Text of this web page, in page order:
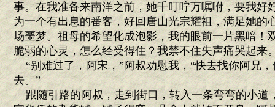
事。在我准备来南洋之前，她千叮咛万嘱咐，要我好
为一个有出息的番客，好回唐山光宗耀祖，满足她的
场噩梦。祖母的希望化成泡影，我的眼前一片黑暗！
脆弱的心灵，怎么经受得住？我禁不住失声痛哭起来
“别难过了，阿宋，”阿叔劝慰我，“快去找你阿兄
去。”
跟随引路的阿叔，走到街口，转入一条弯弯的小道